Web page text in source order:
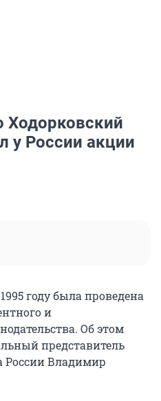
Ходорковский
у России акции
году была проведена
и
Об этом
представитель
России Владимир